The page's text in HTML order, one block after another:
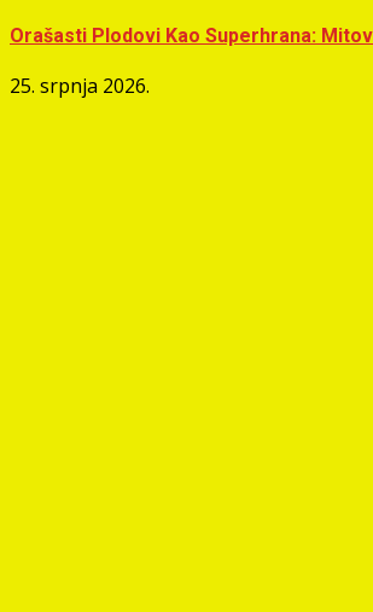
Orašasti Plodovi Kao Superhrana:
25. srpnja 2026.